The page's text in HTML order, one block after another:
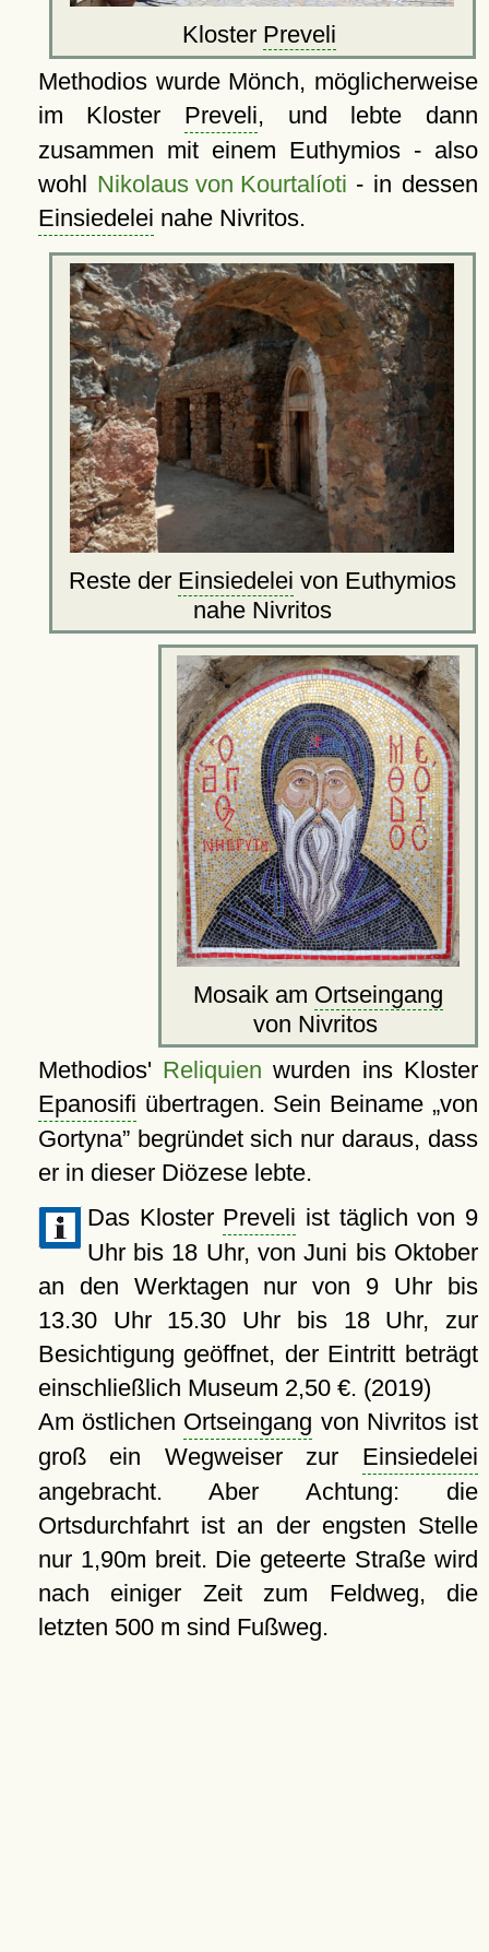
Kloster Preveli
Methodios wurde Mönch, möglicherweise
im Kloster Preveli, und lebte dann
zusammen mit einem Euthymios - also
wohl Nikolaus von Kourtalíoti - in dessen
Einsiedelei nahe Nivritos.
Reste der Einsiedelei von Euthymios
nahe Nivritos
Mosaik am Ortseingang
von Nivritos
Methodios' Reliquien wurden ins Kloster
Epanosifi übertragen. Sein Beiname von
Gortyna begründet sich nur daraus, dass
er in dieser Diözese lebte.
Das Kloster Preveli ist täglich von 9
Uhr bis 18 Uhr, von Juni bis Oktober
an den Werktagen nur von 9 Uhr bis
13.30 Uhr 15.30 Uhr bis 18 Uhr, zur
Besichtigung geöffnet, der Eintritt beträgt
einschließlich Museum 2,50 €. (2019)
Am östlichen Ortseingang von Nivritos ist
groß ein Wegweiser zur Einsiedelei
angebracht. Aber Achtung: die
Ortsdurchfahrt ist an der engsten Stelle
nur 1,90m breit. Die geteerte Straße wird
nach einiger Zeit zum Feldweg, die
letzten 500 m sind Fußweg.